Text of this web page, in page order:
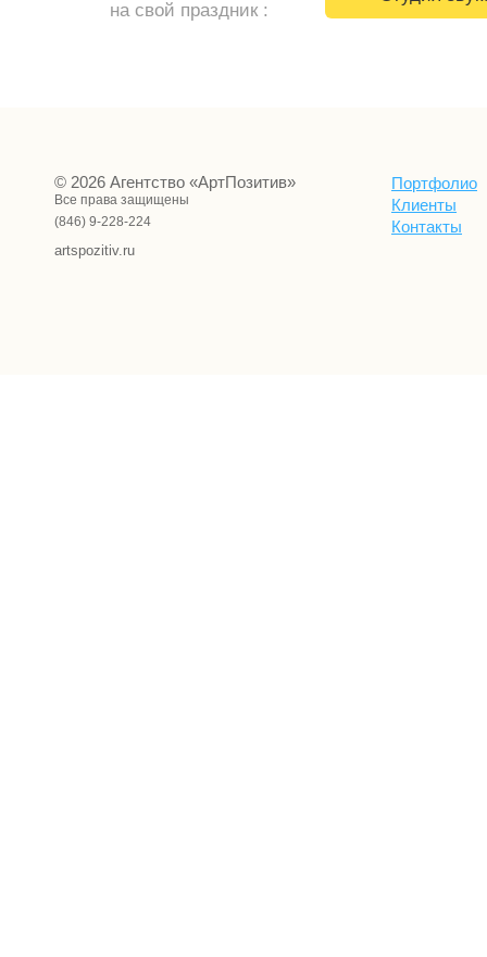
на свой праздник :
© 2026 Агентство «АртПозитив»
Все права защищены
(846) 9-228-224
artspozitiv.ru
Портфолио
Клиенты
Контакты